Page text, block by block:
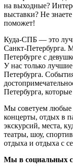
на выходные?
выставки? Не
поможет!
Куда-СПБ — это
Санкт-Петербурга.
Петербурге с
У нас только
Петербурга.
Петербурга,
Мы советуем любые
концерты, отдых в
экскурсий, места,
театры, шоу,
отдыха и отдыха с
Мы в социальных